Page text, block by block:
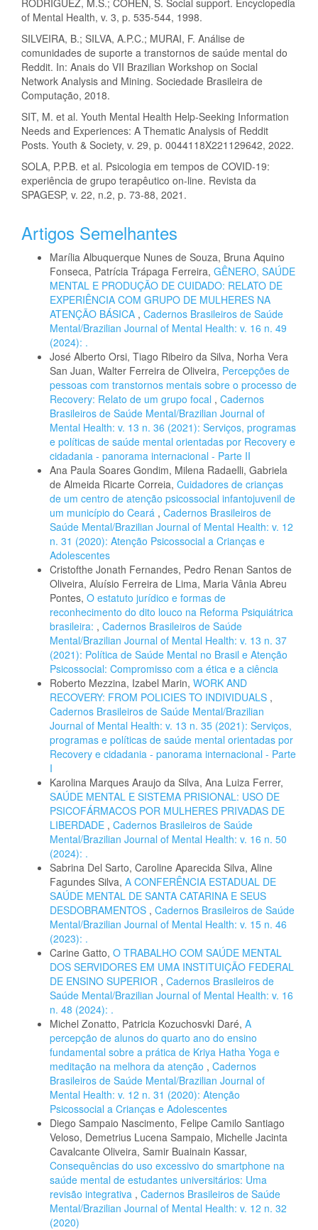
of Mental Health, v. 3, p. 535-544, 1998.
SILVEIRA, B.; SILVA, A.P.C.; MURAI, F. Análise de
comunidades de suporte a transtornos de saúde mental do
Reddit. In: Anais do VII Brazilian Workshop on Social
Network Analysis and Mining. Sociedade Brasileira de
Computação, 2018.
SIT, M. et al. Youth Mental Health Help-Seeking Information
Needs and Experiences: A Thematic Analysis of Reddit
Posts. Youth & Society, v. 29, p. 0044118X221129642, 2022.
SOLA, P.P.B. et al. Psicologia em tempos de COVID-19:
experiência de grupo terapêutico on-line. Revista da
SPAGESP, v. 22, n.2, p. 73-88, 2021.
Artigos Semelhantes
Marília Albuquerque Nunes de Souza, Bruna Aquino
Fonseca, Patrícia Trápaga Ferreira, GÊNERO, SAÚDE
MENTAL E PRODUÇÃO DE CUIDADO: RELATO DE
EXPERIÊNCIA COM GRUPO DE MULHERES NA
ATENÇÃO BÁSICA , Cadernos Brasileiros de Saúde
Mental/Brazilian Journal of Mental Health: v. 16 n. 49
(2024): .
José Alberto Orsi, Tiago Ribeiro da Silva, Norha Vera
San Juan, Walter Ferreira de Oliveira, Percepções de
pessoas com transtornos mentais sobre o processo de
Recovery: Relato de um grupo focal , Cadernos
Brasileiros de Saúde Mental/Brazilian Journal of
Mental Health: v. 13 n. 36 (2021): Serviços, programas
e políticas de saúde mental orientadas por Recovery e
cidadania - panorama internacional - Parte II
Ana Paula Soares Gondim, Milena Radaelli, Gabriela
de Almeida Ricarte Correia, Cuidadores de crianças
de um centro de atenção psicossocial infantojuvenil de
um município do Ceará , Cadernos Brasileiros de
Saúde Mental/Brazilian Journal of Mental Health: v. 12
n. 31 (2020): Atenção Psicossocial a Crianças e
Adolescentes
Cristofthe Jonath Fernandes, Pedro Renan Santos de
Oliveira, Aluísio Ferreira de Lima, Maria Vânia Abreu
Pontes, O estatuto jurídico e formas de
reconhecimento do dito louco na Reforma Psiquiátrica
brasileira: , Cadernos Brasileiros de Saúde
Mental/Brazilian Journal of Mental Health: v. 13 n. 37
(2021): Política de Saúde Mental no Brasil e Atenção
Psicossocial: Compromisso com a ética e a ciência
Roberto Mezzina, Izabel Marin, WORK AND
RECOVERY: FROM POLICIES TO INDIVIDUALS ,
Cadernos Brasileiros de Saúde Mental/Brazilian
Journal of Mental Health: v. 13 n. 35 (2021): Serviços,
programas e políticas de saúde mental orientadas por
Recovery e cidadania - panorama internacional - Parte
I
Karolina Marques Araujo da Silva, Ana Luiza Ferrer,
SAÚDE MENTAL E SISTEMA PRISIONAL: USO DE
PSICOFÁRMACOS POR MULHERES PRIVADAS DE
LIBERDADE , Cadernos Brasileiros de Saúde
Mental/Brazilian Journal of Mental Health: v. 16 n. 50
(2024): .
Sabrina Del Sarto, Caroline Aparecida Silva, Aline
Fagundes Silva, A CONFERÊNCIA ESTADUAL DE
SAÚDE MENTAL DE SANTA CATARINA E SEUS
DESDOBRAMENTOS , Cadernos Brasileiros de Saúde
Mental/Brazilian Journal of Mental Health: v. 15 n. 46
(2023): .
Carine Gatto, O TRABALHO COM SAÚDE MENTAL
DOS SERVIDORES EM UMA INSTITUIÇÃO FEDERAL
DE ENSINO SUPERIOR , Cadernos Brasileiros de
Saúde Mental/Brazilian Journal of Mental Health: v. 16
n. 48 (2024): .
Michel Zonatto, Patricia Kozuchosvki Daré, A
percepção de alunos do quarto ano do ensino
fundamental sobre a prática de Kriya Hatha Yoga e
meditação na melhora da atenção , Cadernos
Brasileiros de Saúde Mental/Brazilian Journal of
Mental Health: v. 12 n. 31 (2020): Atenção
Psicossocial a Crianças e Adolescentes
Diego Sampaio Nascimento, Felipe Camilo Santiago
Veloso, Demetrius Lucena Sampaio, Michelle Jacinta
Cavalcante Oliveira, Samir Buainain Kassar,
Consequências do uso excessivo do smartphone na
saúde mental de estudantes universitários: Uma
revisão integrativa , Cadernos Brasileiros de Saúde
Mental/Brazilian Journal of Mental Health: v. 12 n. 32
(2020)